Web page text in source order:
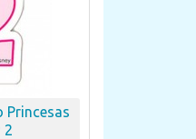
Princesas
2